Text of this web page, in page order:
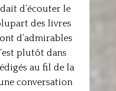
d’écouter le
des livres
d’admirables
plutôt dans
au fil de la
conversation